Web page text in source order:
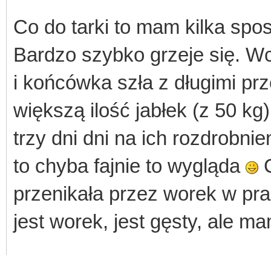
Co do tarki to mam kilka
Bardzo szybko grzeje się.
i końcówka szła z długimi
większą ilość jabłek (z 50
trzy dni dni na ich
to chyba fajnie to wygląda
przenikała przez worek w
jest worek, jest gęsty, ale